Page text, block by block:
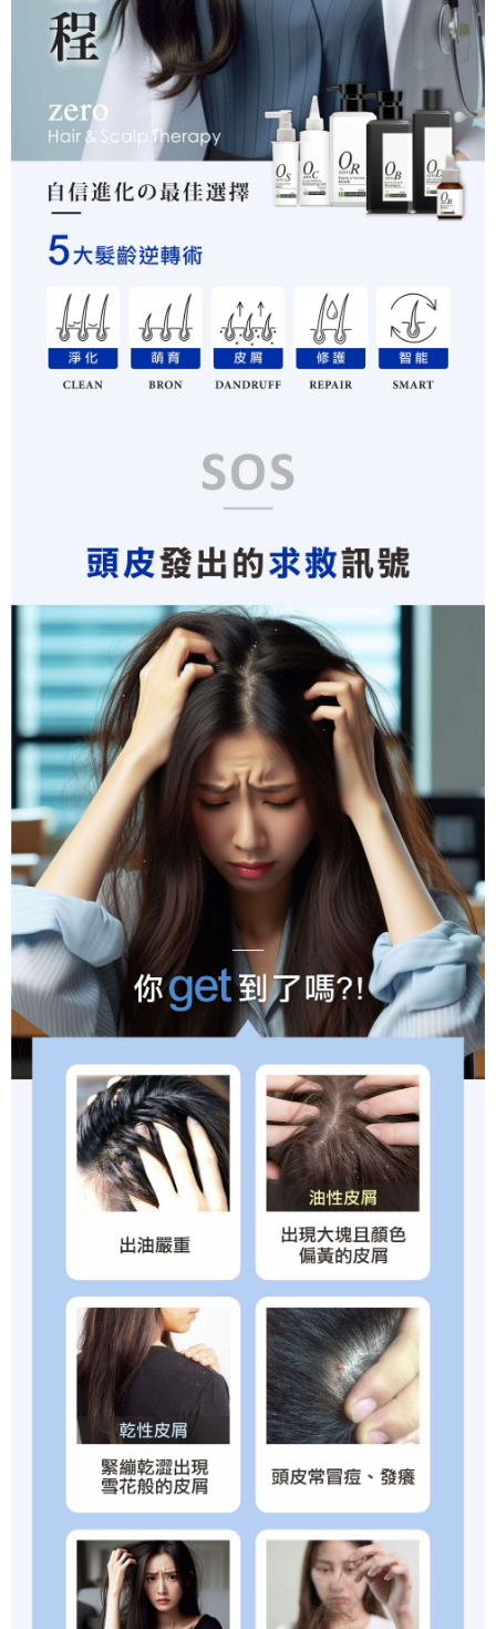
恩沛科技股份有限公司將有權停止該用戶之使用額度並採取法律行動。